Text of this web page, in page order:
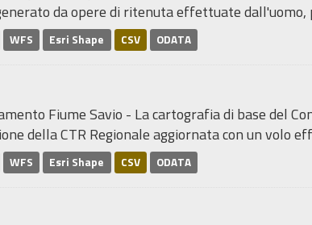
da opere di ritenuta effettuate dall'uomo,
WFS Esri Shape CSV ODATA
Fiume Savio - La cartografia di base del
della CTR Regionale aggiornata con un volo
WFS Esri Shape CSV ODATA